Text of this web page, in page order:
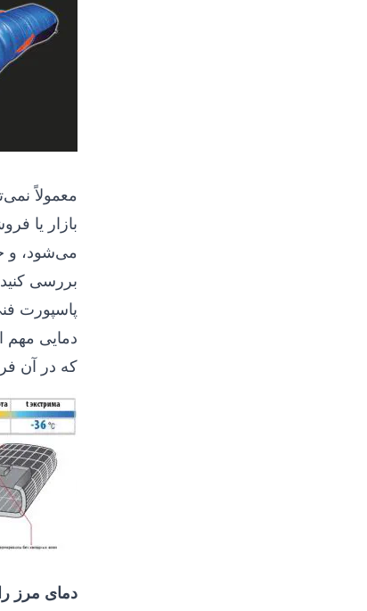
معمولاً
بازار یا
می‌شود، و
بررسی
پاسپورت
دمایی مهم
که در آن
دمای مرز